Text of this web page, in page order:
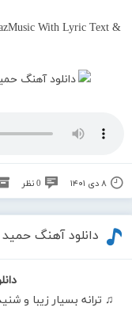
With Lyric Text &
۸ دی ۱۴۰۱ 0 نظر
دانلود آهنگ
♫ ترانه بسیار زیبا و